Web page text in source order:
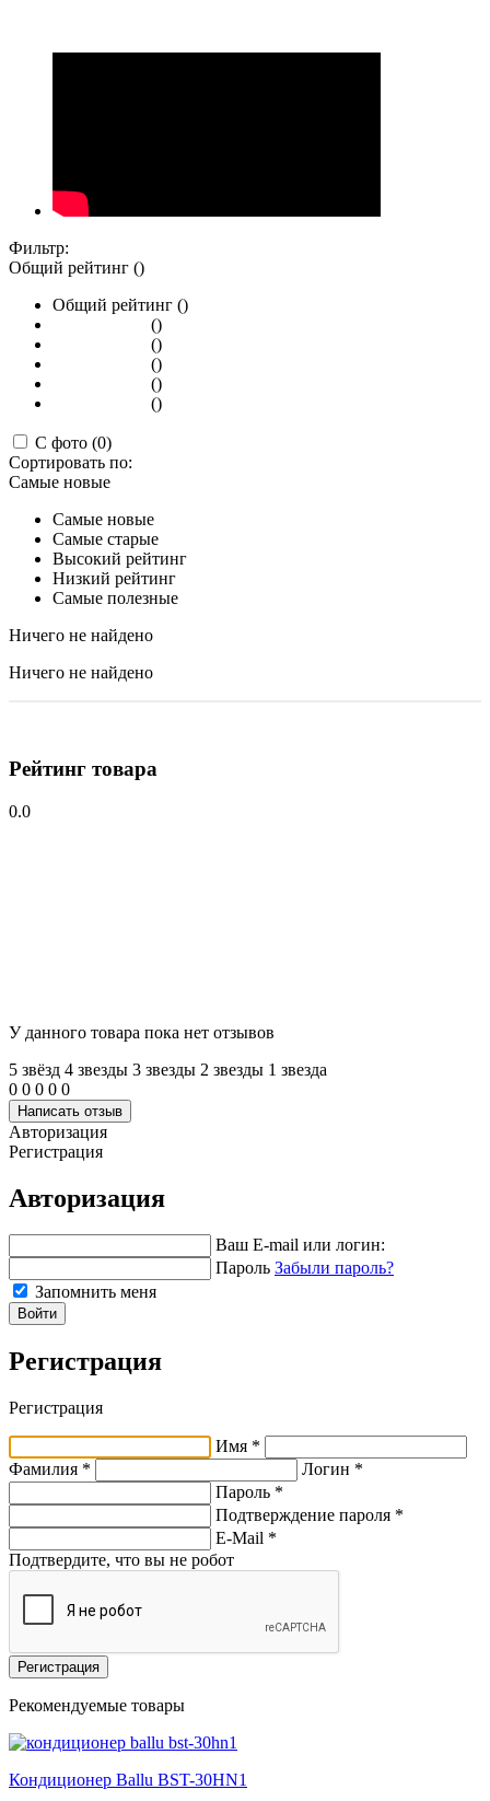
Фильтр:
Общий рейтинг ()
Общий рейтинг ()
()
()
()
()
()
С фото (0)
Сортировать по:
Самые новые
Самые новые
Самые старые
Высокий рейтинг
Низкий рейтинг
Самые полезные
Ничего не найдено
Ничего не найдено
Рейтинг товара
0.0
У данного товара пока нет отзывов
5 звёзд 4 звeзды 3 звeзды 2 звeзды 1 звeзда
0 0 0 0 0
Написать отзыв
Авторизация
Регистрация
Авторизация
Ваш E-mail или логин:
Пароль Забыли пароль?
Запомнить меня
Войти
Регистрация
Регистрация
Имя *
Фамилия *
Логин *
Пароль *
Подтверждение пароля *
E-Mail *
Подтвердите, что вы не робот
Регистрация
Рекомендуемые товары
Кондиционер Ballu BST-30HN1